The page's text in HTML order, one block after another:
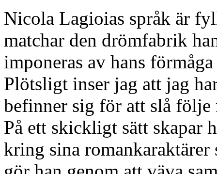
Nicola Lagioias språk är
matchar den drömfabrik
imponeras av hans
Plötsligt inser jag att jag
befinner sig för att slå följe
På ett skickligt sätt skapar
kring sina